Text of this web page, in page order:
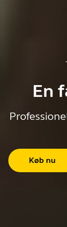
En
Køb nu